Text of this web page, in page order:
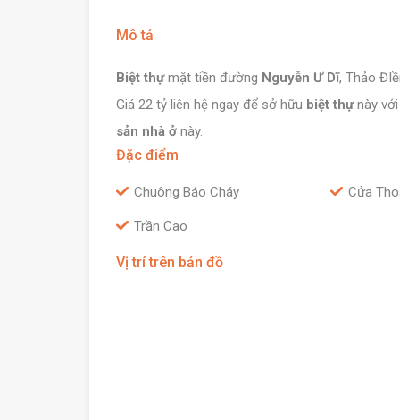
Mô tả
Biệt thựmặt tiền đường Nguyễn Ư Dĩ, Thảo
Giá 22 tỷ liên hệ ngay để sở hữu biệt thựnày với
sản nhà ở này.
Đặc điểm
Chuông Báo Cháy Cửa
Trần Cao
Vị trí trên bản đồ